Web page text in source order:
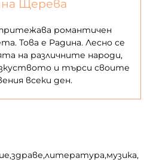
Щерева
романтичен
Това е Радина. Лесно се
на различните народи,
и търси своите
всеки ден.
здраве литература музика